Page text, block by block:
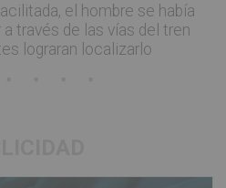
el hombre se había
a través de las vías del tren
lograran localizarlo